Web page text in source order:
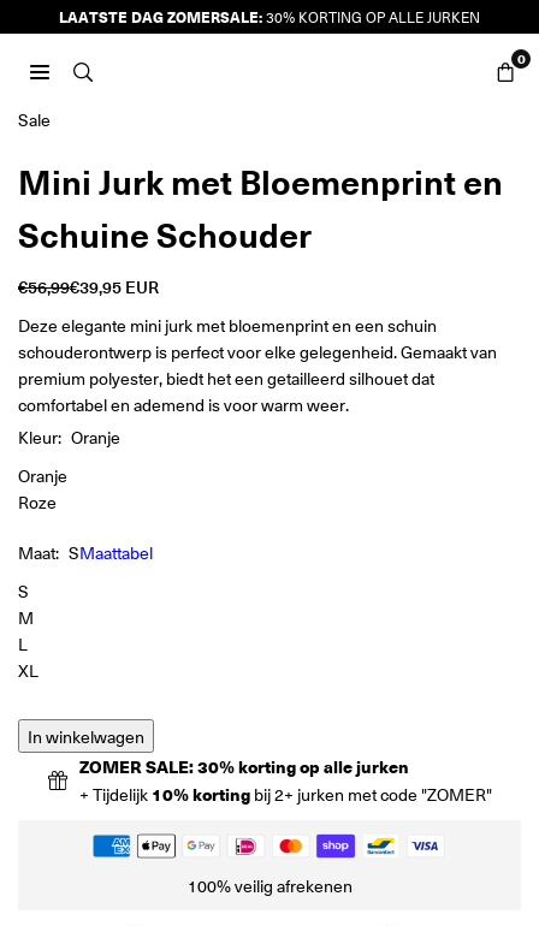
naar
inhoud
LAATSTE DAG ZOMERSALE:30% KORTING OP ALLE JURKEN
0
Sale
Mini Jurk met Bloemenprint en
Schuine Schouder
Reguliere
prijs
€56,99€39,95 EUR
Deze elegante mini jurk met bloemenprint en een schuin
schouderontwerp is perfect voor elke gelegenheid. Gemaakt van
premium polyester, biedt het een getailleerd silhouet dat
comfortabel en ademend is voor warm weer.
Kleur: Oranje
Oranje
Roze
Maat: SMaattabel
S
M
L
XL
In winkelwagen
ZOMER SALE: 30% korting op alle jurken
+ Tijdelijk 10% kortingbij 2+ jurken met code "ZOMER"
100% veilig afrekenen